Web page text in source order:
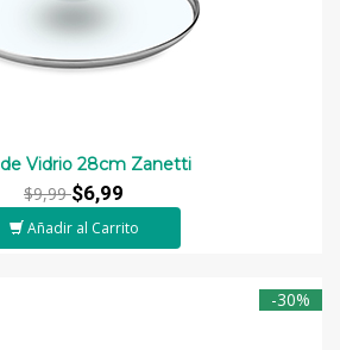
Vidrio 28cm Zanetti
$9,99$6,99
Añadir al Carrito
-30%